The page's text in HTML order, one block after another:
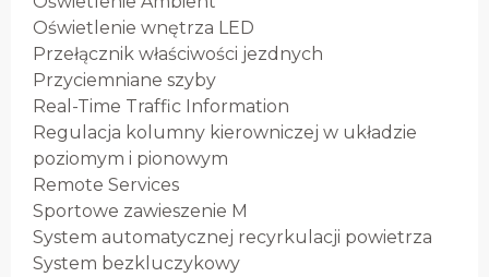
Oświetlenie wnętrza LED
Przełącznik właściwości jezdnych
Przyciemniane szyby
Real-Time Traffic Information
Regulacja kolumny kierowniczej w układzie
poziomym i pionowym
Remote Services
Sportowe zawieszenie M
System automatycznej recyrkulacji powietrza
System bezkluczykowy